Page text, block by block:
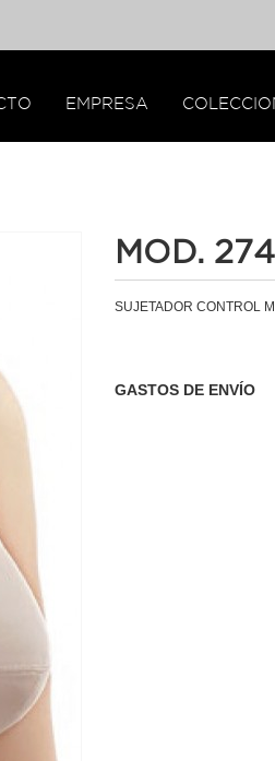
EMPRESA
MOD. 274
SUJETADOR CONTROL
GASTOS DE ENVÍO